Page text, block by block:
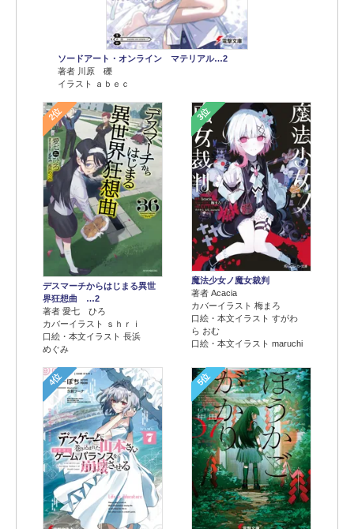
ソードアート・オンライン マテリアル…2
著者 川原 礫
イラスト ａｂｅｃ
2位
デスマーチからはじまる異世
界狂想曲 …2
著者 愛七 ひろ
カバーイラスト ｓｈｒｉ
口絵・本文イラスト 長浜
めぐみ
3位
魔法少女ノ魔女裁判
著者 Acacia
カバーイラスト 梅まろ
口絵・本文イラスト すがわ
ら おむ
口絵・本文イラスト maruchi
4位 5位